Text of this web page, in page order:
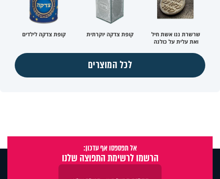
שרשרת ננו אשת חיל
ואת עלית על כולנה
קופת צדקה יוקרתית קופת צדקה לילדים
לכל המוצרים
אל תפספסו אף עדכון:
הרשמו לרשימת התפוצה שלנו